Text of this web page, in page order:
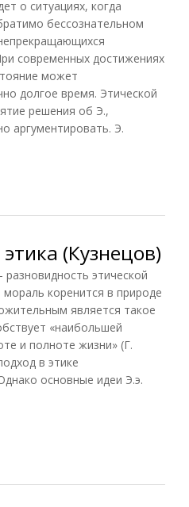
о ситуациях, когда
бессознательном
современных достижениях
может
долгое время. Этической
решения об Э.,
аргументировать. Э.
(Кузнецов)
этической
коренится в природе
является такое
«наибольшей
и полноте жизни» (Г.
в этике
основные идеи Э.э.